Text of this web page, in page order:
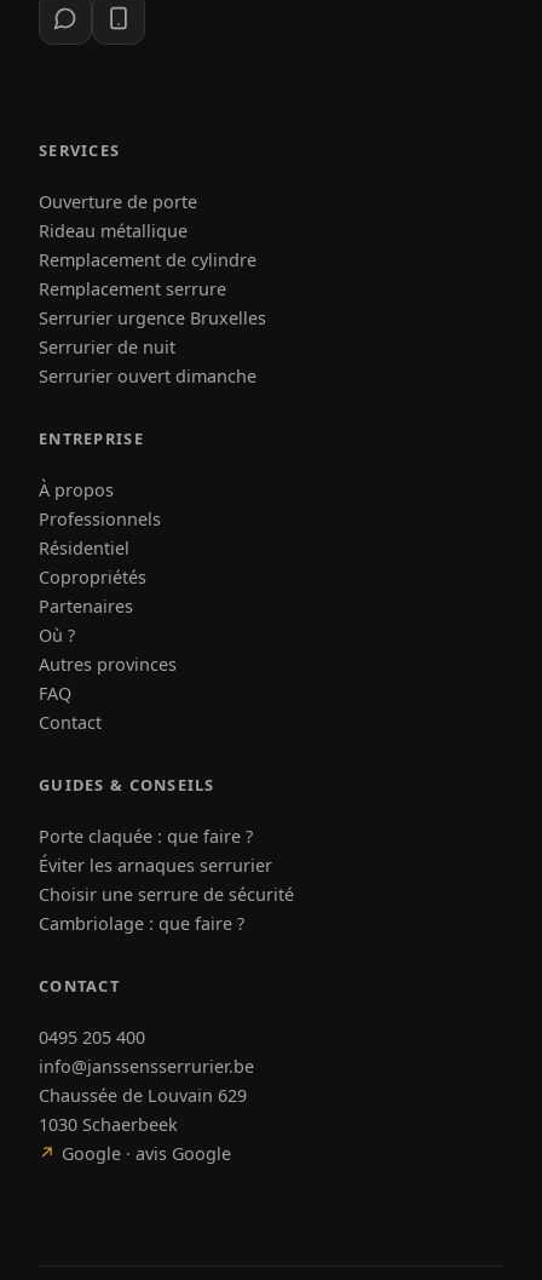
SERVICES
Ouverture de porte
Rideau métallique
Remplacement de cylindre
Remplacement serrure
Serrurier urgence Bruxelles
Serrurier de nuit
Serrurier ouvert dimanche
ENTREPRISE
À propos
Professionnels
Résidentiel
Copropriétés
Partenaires
Où ?
Autres provinces
FAQ
Contact
GUIDES & CONSEILS
Porte claquée : que faire ?
Éviter les arnaques serrurier
Choisir une serrure de sécurité
Cambriolage : que faire ?
CONTACT
0495 205 400
info@janssensserrurier.be
Chaussée de Louvain 629
1030 Schaerbeek
↗ Google · avis Google